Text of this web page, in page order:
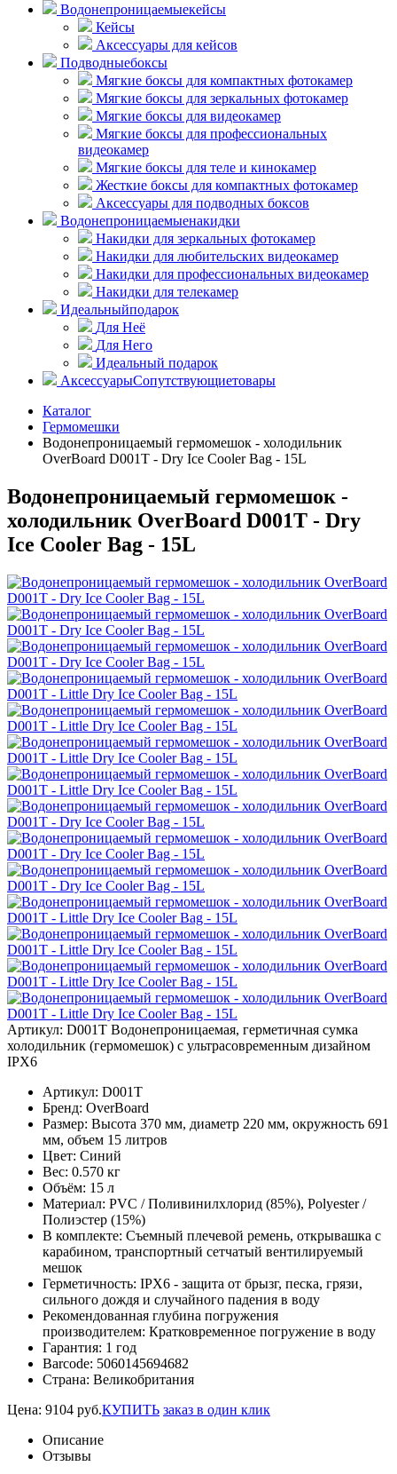
Водонепроницаемыекейсы
Кейсы
Аксессуары для кейсов
Подводныебоксы
Мягкие боксы для компактных фотокамер
Мягкие боксы для зеркальных фотокамер
Мягкие боксы для видеокамер
Мягкие боксы для профессиональных
видеокамер
Мягкие боксы для теле и кинокамер
Жесткие боксы для компактных фотокамер
Аксессуары для подводных боксов
Водонепроницаемыенакидки
Накидки для зеркальных фотокамер
Накидки для любительских видеокамер
Накидки для профессиональных видеокамер
Накидки для телекамер
Идеальныйподарок
Для Неё
Для Него
Идеальный подарок
АксессуарыСопутствующиетовары
Каталог
Гермомешки
Водонепроницаемый гермомешок - холодильник
OverBoard D001T - Dry Ice Cooler Bag - 15L
Водонепроницаемый гермомешок -
холодильник OverBoard D001T - Dry
Ice Cooler Bag - 15L
Артикул: D001T Водонепроницаемая, герметичная сумка
холодильник (гермомешок) с ультрасовременным дизайном
IPX6
Артикул: D001T
Бренд: OverBoard
Размер: Высота 370 мм, диаметр 220 мм, окружность 691
мм, объем 15 литров
Цвет: Синий
Вес: 0.570 кг
Объём: 15 л
Материал: PVC / Поливинилхлорид (85%), Polyester /
Полиэстер (15%)
В комплекте: Съемный плечевой ремень, открывашка с
карабином, транспортный сетчатый вентилируемый
мешок
Герметичность: IPX6 - защита от брызг, песка, грязи,
сильного дождя и случайного падения в воду
Рекомендованная глубина погружения
производителем: Кратковременное погружение в воду
Гарантия: 1 год
Barcode: 5060145694682
Страна: Великобритания
Цена: 9104 руб.КУПИТЬ заказ в один клик
Описание
Отзывы